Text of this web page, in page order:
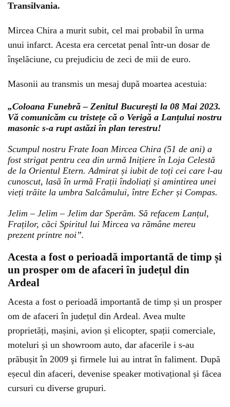
Transilvania.
Mircea Chira a murit subit, cel mai probabil în urma
unui infarct. Acesta era cercetat penal într-un dosar de
înşelăciune, cu prejudiciu de zeci de mii de euro.
Masonii au transmis un mesaj după moartea acestuia:
„Coloana Funebră – Zenitul București la 08 Mai 2023.
Vă comunicăm cu tristețe că o Verigă a Lanțului nostru
masonic s-a rupt astăzi în plan terestru!
Scumpul nostru Frate Ioan Mircea Chira (51 de ani) a
fost strigat pentru cea din urmă Inițiere în Loja Celestă
de la Orientul Etern. Admirat și iubit de toți cei care l-au
cunoscut, lasă în urmă Frații îndoliați și amintirea unei
vieți trăite la umbra Salcâmului, între Echer și Compas.
Jelim – Jelim – Jelim dar Sperăm. Să refacem Lanțul,
Fraților, căci Spiritul lui Mircea va rămâne mereu
prezent printre noi”.
Acesta a fost o perioadă importantă de timp și
un prosper om de afaceri în județul din
Ardeal
Acesta a fost o perioadă importantă de timp și un prosper
om de afaceri în județul din Ardeal. Avea multe
proprietăți, mașini, avion și elicopter, spații comerciale,
moteluri și un showroom auto, dar afacerile i s-au
prăbușit în 2009 şi firmele lui au intrat în faliment. După
eșecul din afaceri, devenise speaker motivațional și făcea
cursuri cu diverse grupuri.